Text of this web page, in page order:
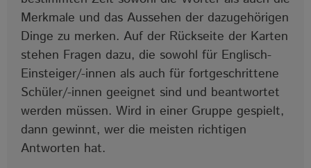
Merkmale und das Aussehen der dazugehörigen
Dinge zu merken. Auf der Rückseite der Karten
stehen Fragen dazu, die sowohl für Englisch-
Einsteiger/-innen als auch für fortgeschrittene
Schüler/-innen geeignet sind und beantwortet
werden müssen. Wird in einer Gruppe gespielt,
dann gewinnt, wer die meisten richtigen
Antworten hat.